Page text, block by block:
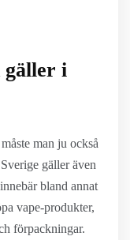
gäller i
man ju också
gäller även
bland annat
vape-produkter,
förpackningar.